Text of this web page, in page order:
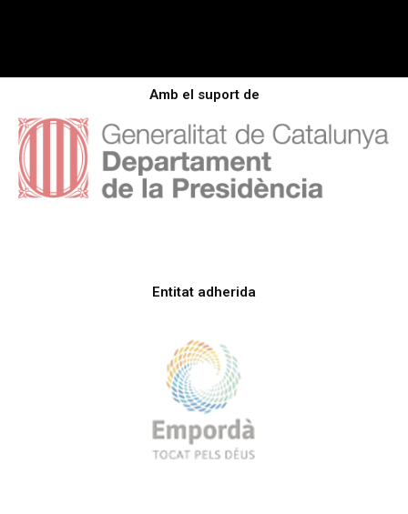
Amb el suport de
Entitat adherida